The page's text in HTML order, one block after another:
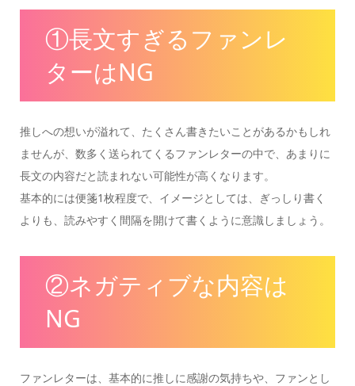
①長文すぎるファンレ
ターはNG
推しへの想いが溢れて、たくさん書きたいことがあるかもしれ
ませんが、数多く送られてくるファンレターの中で、あまりに
長文の内容だと読まれない可能性が高くなります。
基本的には便箋1枚程度で、イメージとしては、ぎっしり書く
よりも、読みやすく間隔を開けて書くように意識しましょう。
②ネガティブな内容は
NG
ファンレターは、基本的に推しに感謝の気持ちや、ファンとし